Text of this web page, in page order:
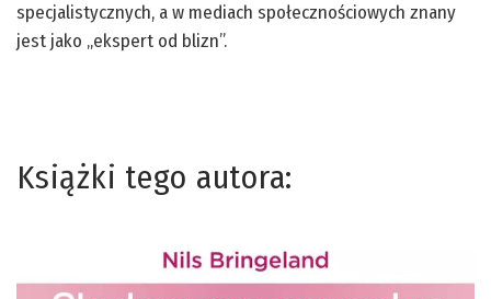
specjalistycznych, a w mediach społecznościowych znany
jest jako „ekspert od blizn”.
Książki tego autora: